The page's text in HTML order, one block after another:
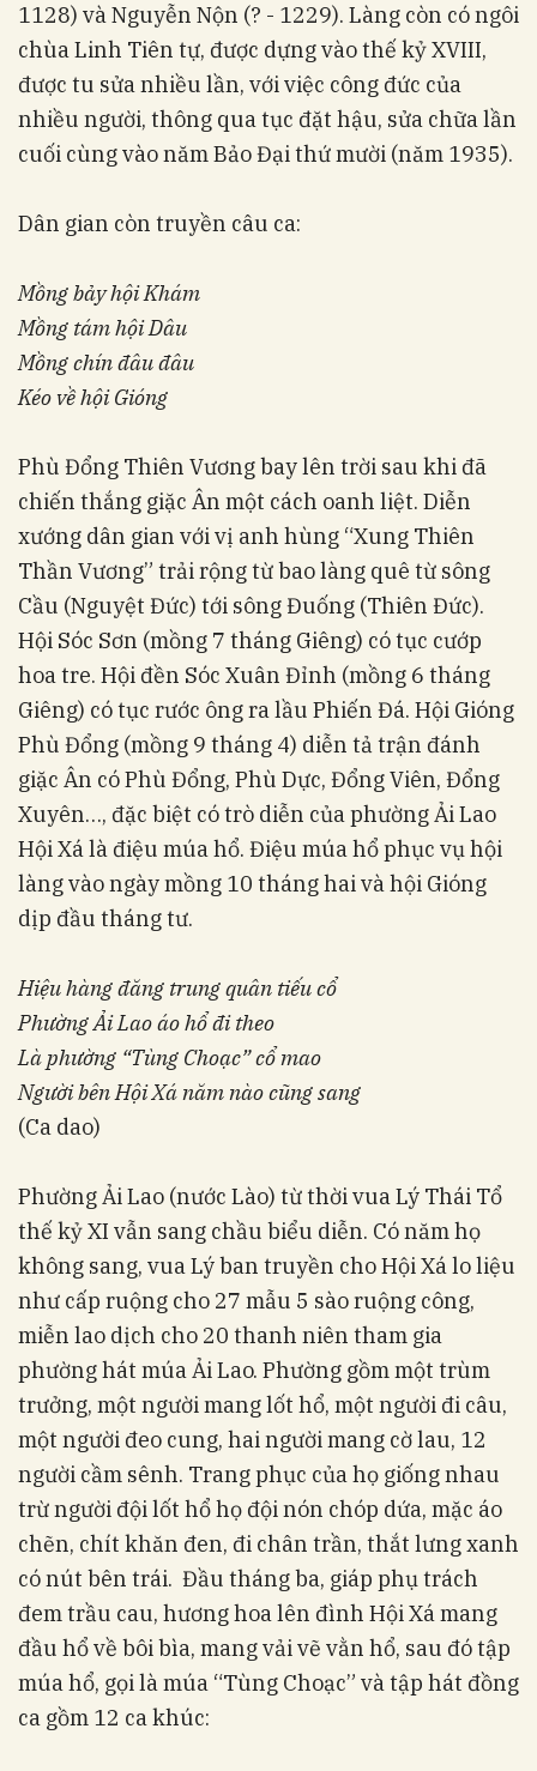
1128) và Nguyễn Nộn (? - 1229). Làng còn có ngôi
chùa Linh Tiên tự, được dựng vào thế kỷ XVIII,
được tu sửa nhiều lần, với việc công đức của
nhiều người, thông qua tục đặt hậu, sửa chữa lần
cuối cùng vào năm Bảo Đại thứ mười (năm 1935).
Dân gian còn truyền câu ca:
Mồng bảy hội Khám
Mồng tám hội Dâu
Mồng chín đâu đâu
Kéo về hội Gióng
Phù Đổng Thiên Vương bay lên trời sau khi đã
chiến thắng giặc Ân một cách oanh liệt. Diễn
xướng dân gian với vị anh hùng “Xung Thiên
Thần Vương” trải rộng từ bao làng quê từ sông
Cầu (Nguyệt Đức) tới sông Đuống (Thiên Đức).
Hội Sóc Sơn (mồng 7 tháng Giêng) có tục cướp
hoa tre. Hội đền Sóc Xuân Đỉnh (mồng 6 tháng
Giêng) có tục rước ông ra lầu Phiến Đá. Hội Gióng
Phù Đổng (mồng 9 tháng 4) diễn tả trận đánh
giặc Ân có Phù Đổng, Phù Dực, Đổng Viên, Đổng
Xuyên…, đặc biệt có trò diễn của phường Ải Lao
Hội Xá là điệu múa hổ. Điệu múa hổ phục vụ hội
làng vào ngày mồng 10 tháng hai và hội Gióng
dịp đầu tháng tư.
Hiệu hàng đăng trung quân tiếu cổ
Phường Ải Lao áo hổ đi theo
Là phường “Tùng Choạc” cổ mao
Người bên Hội Xá năm nào cũng sang
(Ca dao)
Phường Ải Lao (nước Lào) từ thời vua Lý Thái Tổ
thế kỷ XI vẫn sang chầu biểu diễn. Có năm họ
không sang, vua Lý ban truyền cho Hội Xá lo liệu
như cấp ruộng cho 27 mẫu 5 sào ruộng công,
miễn lao dịch cho 20 thanh niên tham gia
phường hát múa Ải Lao. Phường gồm một trùm
trưởng, một người mang lốt hổ, một người đi câu,
một người đeo cung, hai người mang cờ lau, 12
người cầm sênh. Trang phục của họ giống nhau
trừ người đội lốt hổ họ đội nón chóp dứa, mặc áo
chẽn, chít khăn đen, đi chân trần, thắt lưng xanh
có nút bên trái. Đầu tháng ba, giáp phụ trách
đem trầu cau, hương hoa lên đình Hội Xá mang
đầu hổ về bôi bìa, mang vải vẽ vằn hổ, sau đó tập
múa hổ, gọi là múa “Tùng Choạc” và tập hát đồng
ca gồm 12 ca khúc: